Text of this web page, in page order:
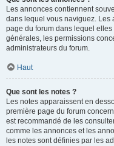
Les annonces contiennent
dans lequel vous naviguez. Les
page du forum dans lequel
générales, les permissions
administrateurs du forum.
Haut
Que sont les notes ?
Les notes apparaissent en
première page du forum
est recommandé de les
comme les annonces et les
les notes sont définies par les